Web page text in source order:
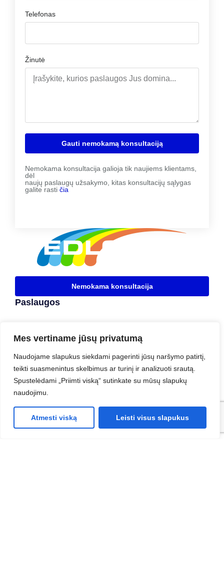
Mes vertiname jūsų privatumą
Naudojame slapukus siekdami pagerinti jūsų naršymo patirtį,
teikti suasmenintus skelbimus ar turinį ir analizuoti srautą.
Spustelėdami „Priimti viską“ sutinkate su mūsų slapukų
naudojimu.
Atmesti viską Leisti visus slapukus
Telefonas
Žinutė
Gauti nemokamą konsultaciją
Nemokama konsultacija galioja tik naujiems klientams,
dėl
naujų paslaugų užsakymo, kitas konsultacijų sąlygas
galite rasti čia
Kontaktai
Paslaugos
programa „CENTAS”
CENTAS WS
Advantage Database Server
NOD32
Nemokama konsultacija